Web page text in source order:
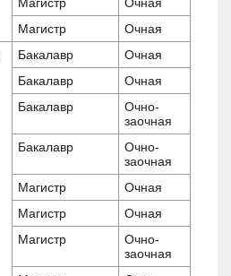
Магистр
Очная
Бакалавр
Очная
Бакалавр
Очная
Бакалавр
Очно-
заочная
Бакалавр
Очно-
заочная
Магистр
Очная
Магистр
Очная
Магистр
Очно-
заочная